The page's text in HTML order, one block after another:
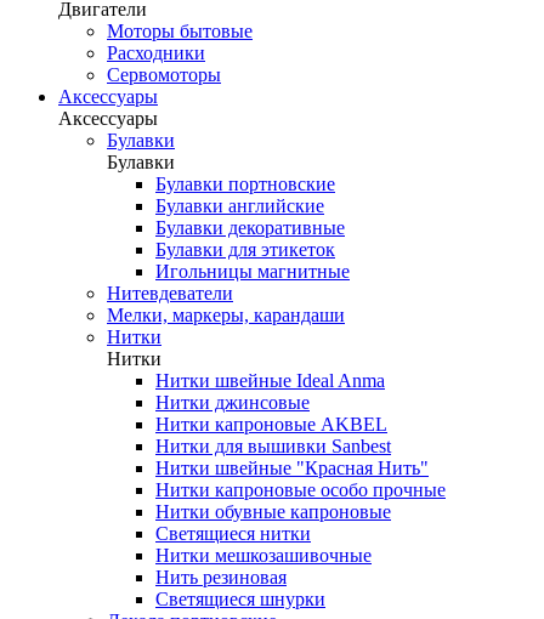
Двигатели
Моторы бытовые
Расходники
Сервомоторы
Аксессуары
Аксессуары
Булавки
Булавки
Булавки портновские
Булавки английские
Булавки декоративные
Булавки для этикеток
Игольницы магнитные
Нитевдеватели
Мелки, маркеры, карандаши
Нитки
Нитки
Нитки швейные Ideal Anma
Нитки джинсовые
Нитки капроновые AKBEL
Нитки для вышивки Sanbest
Нитки швейные "Красная Нить"
Нитки капроновые особо прочные
Нитки обувные капроновые
Светящиеся нитки
Нитки мешкозашивочные
Нить резиновая
Светящиеся шнурки